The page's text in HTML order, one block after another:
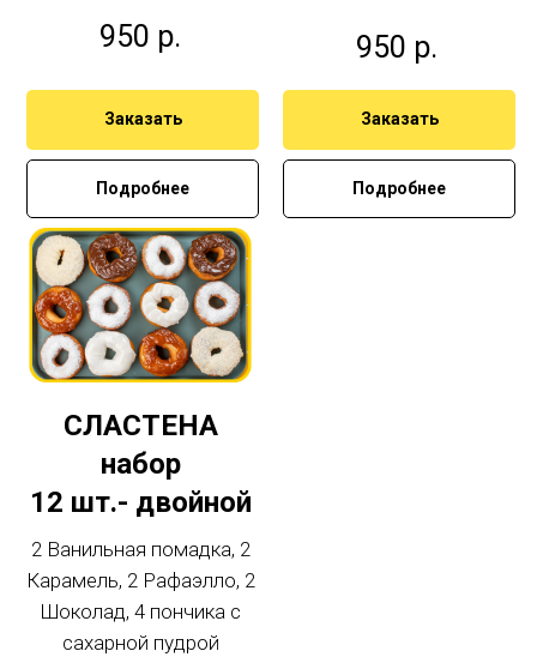
950 р.
Заказать
Подробнее
950 р.
Заказать
Подробнее
СЛАСТЕНА
набор
12 шт.- двойной
2 Ванильная помадка, 2
Карамель, 2 Рафаэлло, 2
Шоколад, 4 пончика с
сахарной пудрой